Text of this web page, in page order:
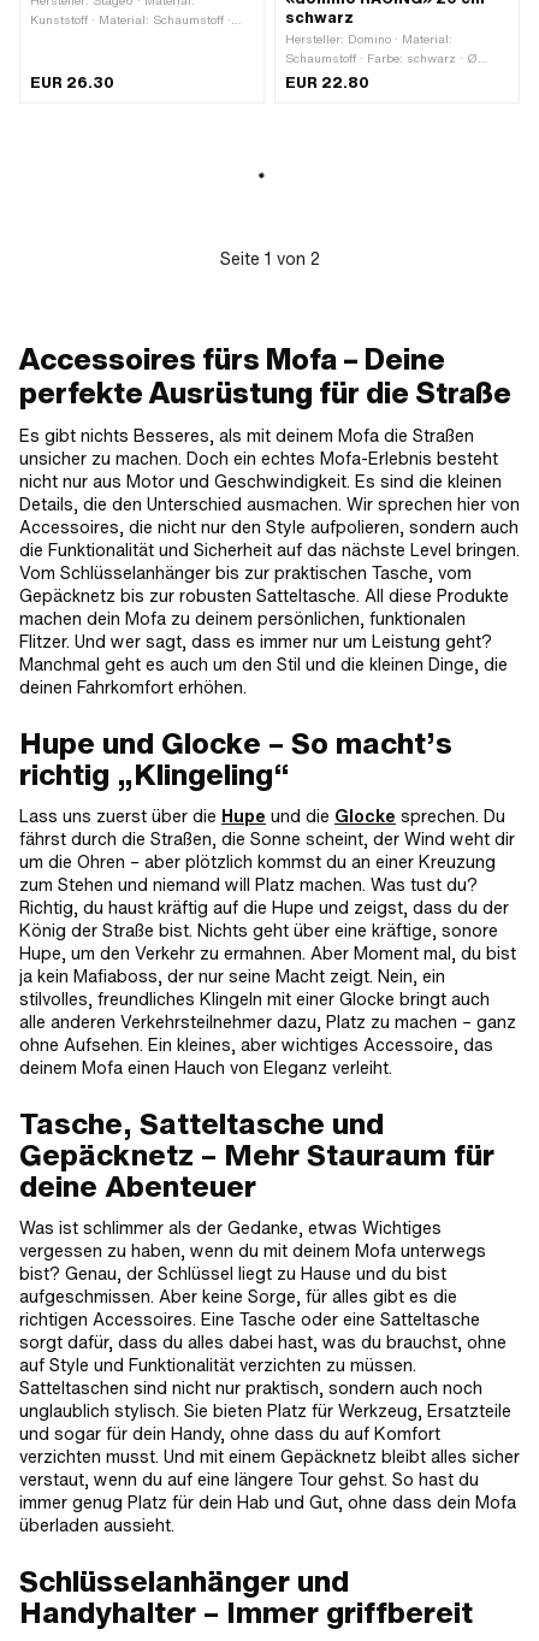
Kunststoff · Material: Schaumstoff ·
innen: 16 - 18 mm · Gesamtlänge: 180
EUR 26.30
schwarz
Hersteller: Domino · Material:
Schaumstoff · Farbe: schwarz · Ø
aussen: 53 mm · Ø innen: 12 mm ·
EUR 22.80
Seite 1 von 2
Accessoires fürs Mofa – Deine
perfekte Ausrüstung für die Straße
Es gibt nichts Besseres, als mit deinem Mofa die Straßen
unsicher zu machen. Doch ein echtes Mofa-Erlebnis besteht
nicht nur aus Motor und Geschwindigkeit. Es sind die kleinen
Details, die den Unterschied ausmachen. Wir sprechen hier von
Accessoires, die nicht nur den Style aufpolieren, sondern auch
die Funktionalität und Sicherheit auf das nächste Level bringen.
Vom Schlüsselanhänger bis zur praktischen Tasche, vom
Gepäcknetz bis zur robusten Satteltasche. All diese Produkte
machen dein Mofa zu deinem persönlichen, funktionalen
Flitzer. Und wer sagt, dass es immer nur um Leistung geht?
Manchmal geht es auch um den Stil und die kleinen Dinge, die
deinen Fahrkomfort erhöhen.
Hupe und Glocke – So macht’s
richtig „Klingeling“
Lass uns zuerst über die Hupe und die Glocke sprechen. Du
fährst durch die Straßen, die Sonne scheint, der Wind weht dir
um die Ohren – aber plötzlich kommst du an einer Kreuzung
zum Stehen und niemand will Platz machen. Was tust du?
Richtig, du haust kräftig auf die Hupe und zeigst, dass du der
König der Straße bist. Nichts geht über eine kräftige, sonore
Hupe, um den Verkehr zu ermahnen. Aber Moment mal, du bist
ja kein Mafiaboss, der nur seine Macht zeigt. Nein, ein
stilvolles, freundliches Klingeln mit einer Glocke bringt auch
alle anderen Verkehrsteilnehmer dazu, Platz zu machen – ganz
ohne Aufsehen. Ein kleines, aber wichtiges Accessoire, das
deinem Mofa einen Hauch von Eleganz verleiht.
Tasche, Satteltasche und
Gepäcknetz – Mehr Stauraum für
deine Abenteuer
Was ist schlimmer als der Gedanke, etwas Wichtiges
vergessen zu haben, wenn du mit deinem Mofa unterwegs
bist? Genau, der Schlüssel liegt zu Hause und du bist
aufgeschmissen. Aber keine Sorge, für alles gibt es die
richtigen Accessoires. Eine Tasche oder eine Satteltasche
sorgt dafür, dass du alles dabei hast, was du brauchst, ohne
auf Style und Funktionalität verzichten zu müssen.
Satteltaschen sind nicht nur praktisch, sondern auch noch
unglaublich stylisch. Sie bieten Platz für Werkzeug, Ersatzteile
und sogar für dein Handy, ohne dass du auf Komfort
verzichten musst. Und mit einem Gepäcknetz bleibt alles sicher
verstaut, wenn du auf eine längere Tour gehst. So hast du
immer genug Platz für dein Hab und Gut, ohne dass dein Mofa
überladen aussieht.
Schlüsselanhänger und
Handyhalter – Immer griffbereit